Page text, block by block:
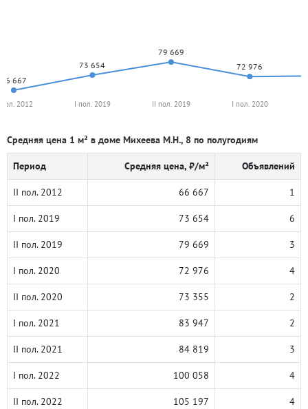
66 667
73 654
79 669
72 976
2012 I пол. 2019 II пол. 2019 I пол. 2020
Средняя цена 1 м² в доме Михеева М.Н., 8 по полугодиям
Период Средняя цена, ₽/м² Объявлений
II пол. 2012 66 667 1
I пол. 2019 73 654 6
II пол. 2019 79 669 3
I пол. 2020 72 976 4
II пол. 2020 73 355 2
I пол. 2021 83 947 2
II пол. 2021 84 819 3
I пол. 2022 100 058 4
II пол. 2022 105 197 4